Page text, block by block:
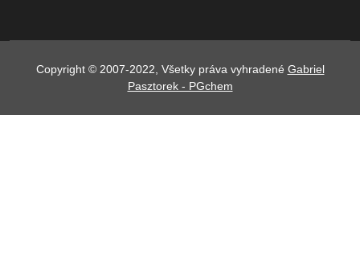
Copyright © 2007-2022, Všetky práva vyhradené Gabriel
Pasztorek - PGchem